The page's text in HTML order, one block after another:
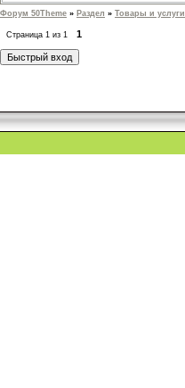
Форум 50Theme » Раздел » Товары и услуги
Страница 1 из 1 1